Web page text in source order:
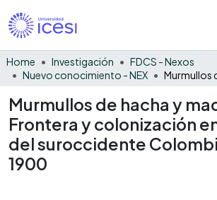
Home Investigación
FDCS - Nexos
Nuevo conocimiento - NEX
Murmullos de hacha y
Frontera y colonización
del suroccidente
1900